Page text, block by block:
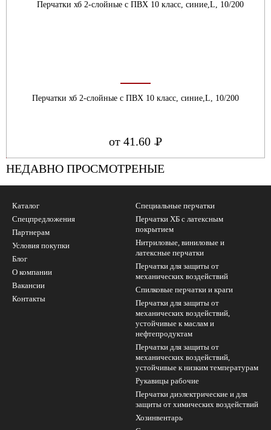
Перчатки хб 2-слойные с ПВХ 10 класс, синие,L, 10/200
от 41.60 Р
УБ.
НЕДАВНО ПРОСМОТРЕНЫЕ
Каталог
Спецпредложения
Партнерам
Условия покупки
Блог
О компании
Вакансии
Контакты
Специальные перчатки
Перчатки ХБ с латексным
покрытием
Нитриловые, виниловые и
латексные перчатки
Перчатки для защиты от
механических воздействий
Cпилковые перчатки и краги
Перчатки для защиты от
механических воздействий,
устойчивые к маслам и
нефтепродуктам
Перчатки для защиты от
механических воздействий,
устойчивые к низким температурам
Рукавицы рабочие
Перчатки диэлектрические и для
защиты от химических воздействий
Хозинвентарь